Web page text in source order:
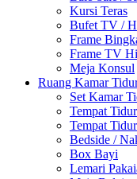
Kursi Teras
Bufet TV /
Frame
Frame TV
Meja Konsul
Ruang Kamar
Set Kamar
Tempat Tidur
Tempat
Bedside /
Box Bayi
Lemari